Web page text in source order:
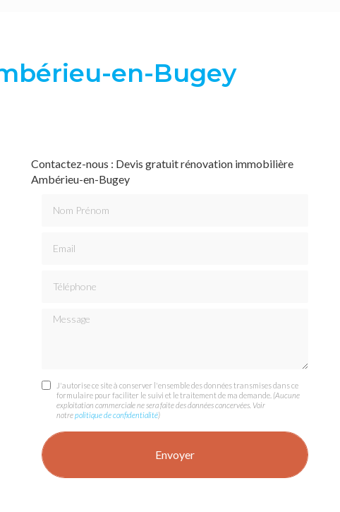
en-Bugey
Contactez-nous : Devis gratuit rénovation immobilière
Ambérieu-en-Bugey
Message
J'autorise ce site à conserver l'ensemble des données transmises dans ce
formulaire pour faciliter le suivi et le traitement de ma demande. (Aucune
exploitation commerciale ne sera faite des données concervées. Voir
notrepolitique de confidentialité)